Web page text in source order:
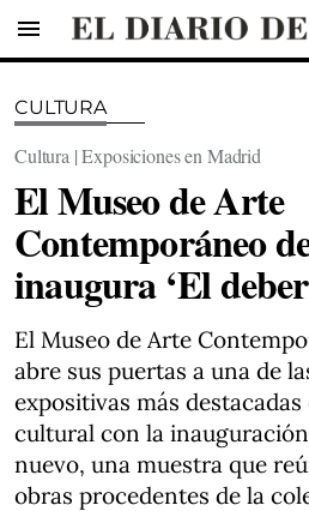
menu
CULTURA
Cultura | Exposiciones en Madrid
El Museo de Arte
Contemporáneo
inaugura ‘El
El Museo de Arte
abre sus puertas a una de
expositivas más
cultural con la
nuevo, una muestra que
obras procedentes de la